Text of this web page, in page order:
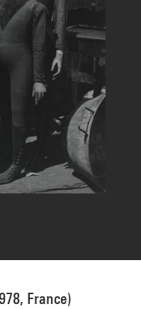
France)
CCI/Samuel Kalika/Dist.